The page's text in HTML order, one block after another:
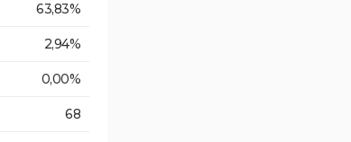
63,83%
2,94%
0,00%
68